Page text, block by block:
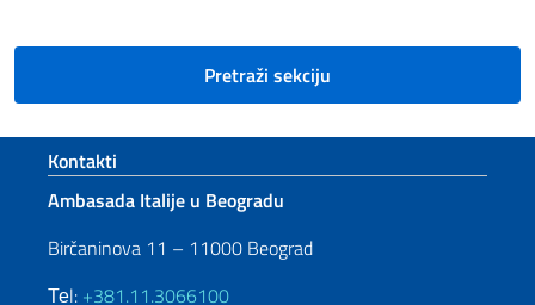
Pretraži sekciju
Footer section
Kontakti
Ambasada Italije u Beogradu
Birčaninova 11 – 11000 Beograd
Теl: +381.11.3066100